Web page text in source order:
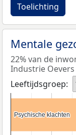
Toelichting
Mentale
22% van de
Industrie
Leeftijdsgroep:
Psychische klachten
Psychische klachten